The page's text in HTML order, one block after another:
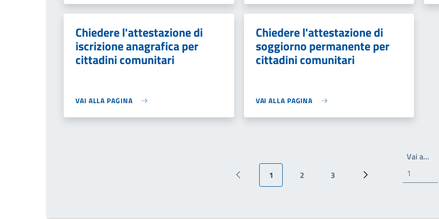
Chiedere l'attestazione di
iscrizione anagrafica per
cittadini comunitari
VAI ALLA PAGINA
Chiedere l'attestazione di
soggiorno permanente per
cittadini comunitari
VAI ALLA PAGINA
Pagina precedente
Pagina attuale
1
Pagina
2
Pagina
3
Pagina successiva
Vai a…